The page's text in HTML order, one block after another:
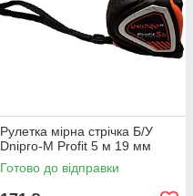
Рулетка мірна стрічка Б/У
Dnipro-M Profit 5 м 19 мм
Готово до відправки